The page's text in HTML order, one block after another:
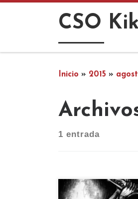
Saltar al contenido
CSO
Inicio » 2015 »
1 entrada